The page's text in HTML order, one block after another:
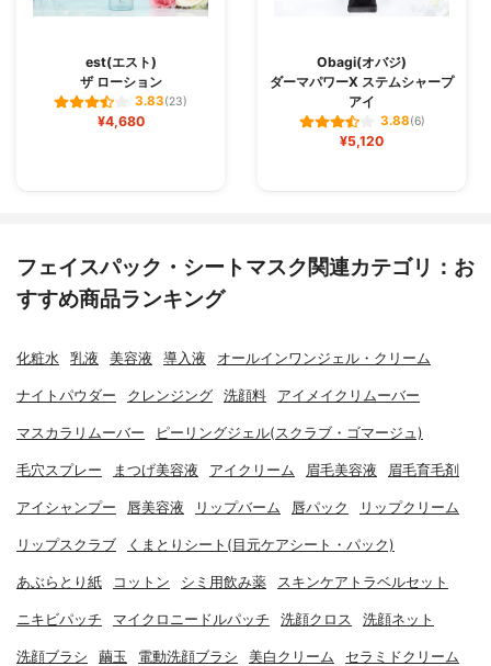
est(エスト)
ザ ローション
3.83(23)
¥4,680
Obagi(オバジ)
ダーマパワーX ステムシャープ
アイ
3.88(6)
¥5,120
フェイスパック・シートマスク関連カテゴリ：お
すすめ商品ランキング
化粧水 乳液 美容液 導入液 オールインワンジェル・クリーム
ナイトパウダー クレンジング 洗顔料 アイメイクリムーバー
マスカラリムーバー ピーリングジェル(スクラブ・ゴマージュ)
毛穴スプレー まつげ美容液 アイクリーム 眉毛美容液 眉毛育毛剤
アイシャンプー 唇美容液 リップバーム 唇パック リップクリーム
リップスクラブ くまとりシート(目元ケアシート・パック)
あぶらとり紙 コットン シミ用飲み薬 スキンケアトラベルセット
ニキビパッチ マイクロニードルパッチ 洗顔クロス 洗顔ネット
洗顔ブラシ 繭玉 電動洗顔ブラシ 美白クリーム セラミドクリーム